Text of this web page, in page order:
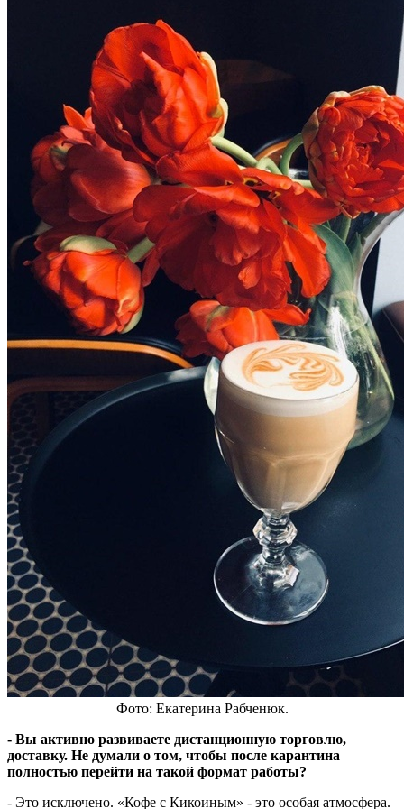
Фото: Екатерина Рабченюк.
- Вы активно развиваете дистанционную торговлю,
доставку. Не думали о том, чтобы после карантина
полностью перейти на такой формат работы?
- Это исключено. «Кофе с Кикоиным» - это особая атмосфера.